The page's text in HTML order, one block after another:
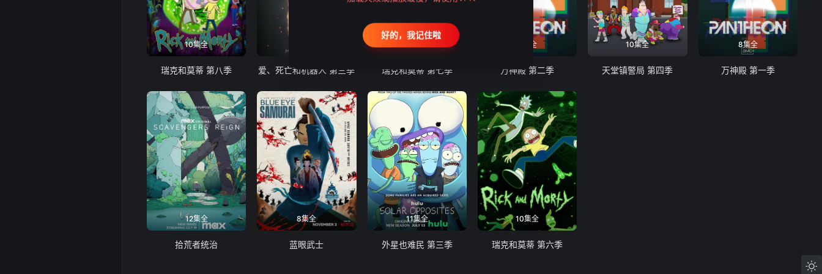
10集全
瑞克和莫蒂 第八季 爱、死亡和机器人 第三季 瑞克和莫蒂 第七季
8集全
万神殿 第二季
10集全
天堂镇警局 第四季
8集全
万神殿 第一季
12集全
拾荒者统治
8集全
蓝眼武士
11集全
外星也难民 第三季
10集全
瑞克和莫蒂 第六季
好的，我记住啦